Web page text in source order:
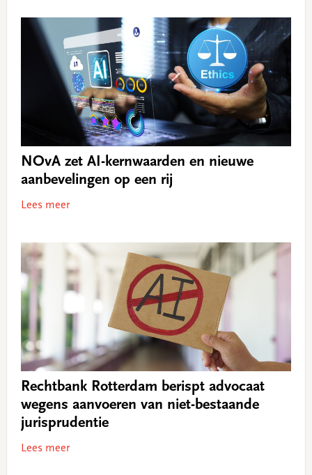
NOvA zet AI-kernwaarden en nieuwe
aanbevelingen op een rij
Lees meer
Rechtbank Rotterdam berispt advocaat
wegens aanvoeren van niet-bestaande
jurisprudentie
Lees meer